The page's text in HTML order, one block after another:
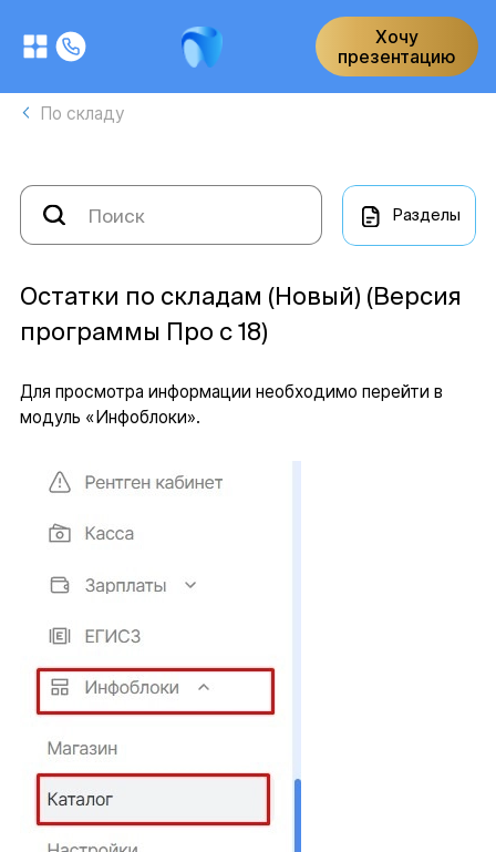
Хочу
презентацию
По складу
Разделы
Остатки по складам (Новый) (Версия
программы Про с 18)
Для просмотра информации необходимо перейти в
модуль «Инфоблоки».